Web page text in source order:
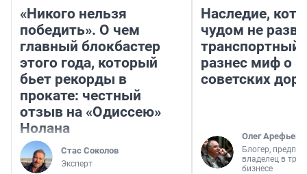
«Никого нельзя
победить». О чем
главный блокбастер
этого года, который
бьет рекорды в
прокате: честный
отзыв на «Одиссею»
Нолана
Стас Соколов
Эксперт
Наследие,
чудом не
транспортный
разнес миф о
советских
Олег Арефьев
Блогер,
владелец в
бизнесе